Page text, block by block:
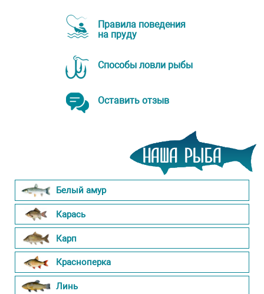
Правила поведения
на пруду
Способы ловли рыбы
Оставить отзыв
Белый амур
Карась
Карп
Красноперка
Линь